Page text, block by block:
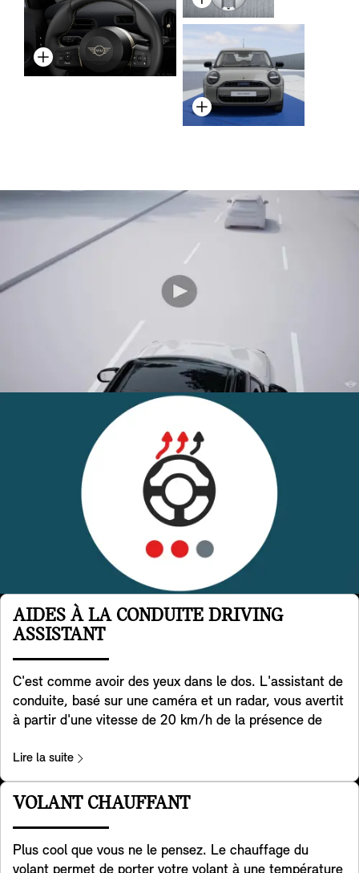
AIDES À LA CONDUITE DRIVING
ASSISTANT
C'est comme avoir des yeux dans le dos. L'assistant de
conduite, basé sur une caméra et un radar, vous avertit
à partir d'une vitesse de 20 km/h de la présence de
activement votre MINI à se remettre dans la voie. De
plus, il aide à détecter les véhicules qui traversent
derrière vous lorsque vous faites marche arrière avec
approchent en faisant clignoter les feux de détresse de
Lire la suite
VOLANT CHAUFFANT
Plus cool que vous ne le pensez. Le chauffage du